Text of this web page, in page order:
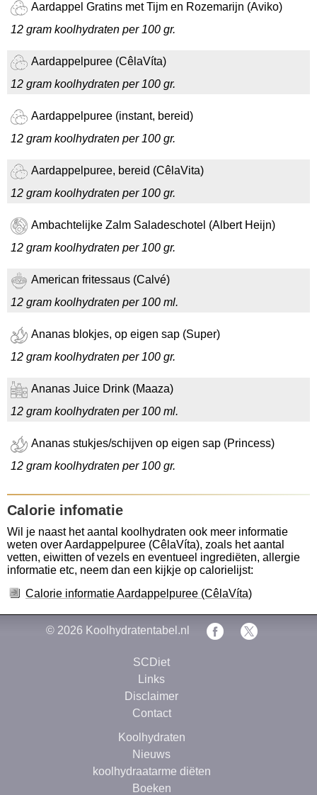
Aardappel Gratins met Tijm en Rozemarijn (Aviko)
12 gram koolhydraten per 100 gr.
Aardappelpuree (CêlaVíta)
12 gram koolhydraten per 100 gr.
Aardappelpuree (instant, bereid)
12 gram koolhydraten per 100 gr.
Aardappelpuree, bereid (CêlaVita)
12 gram koolhydraten per 100 gr.
Ambachtelijke Zalm Saladeschotel (Albert Heijn)
12 gram koolhydraten per 100 gr.
American fritessaus (Calvé)
12 gram koolhydraten per 100 ml.
Ananas blokjes, op eigen sap (Super)
12 gram koolhydraten per 100 gr.
Ananas Juice Drink (Maaza)
12 gram koolhydraten per 100 ml.
Ananas stukjes/schijven op eigen sap (Princess)
12 gram koolhydraten per 100 gr.
Calorie infomatie
Wil je naast het aantal koolhydraten ook meer informatie
weten over Aardappelpuree (CêlaVíta), zoals het aantal
vetten, eiwitten of vezels en eventueel ingrediëten, allergie
informatie etc, neem dan een kijkje op calorielijst:
Calorie informatie Aardappelpuree (CêlaVíta)
© 2026 Koolhydratentabel.nl
SCDiet
Links
Disclaimer
Contact
Koolhydraten
Nieuws
koolhydraatarme diëten
Boeken